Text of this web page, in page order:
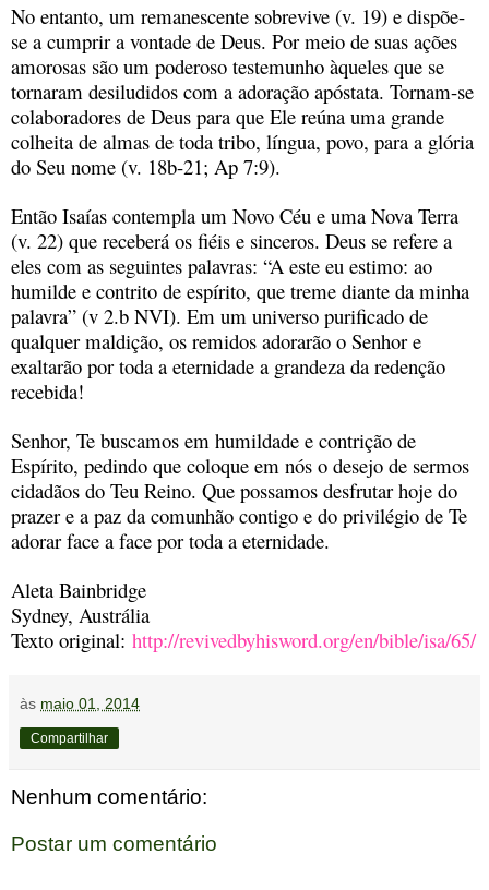
No entanto, um remanescente sobrevive (v. 19) e dispõe-
se a cumprir a vontade de Deus. Por meio de suas ações
amorosas são um poderoso testemunho àqueles que se
tornaram desiludidos com a adoração apóstata. Tornam-se
colaboradores de Deus para que Ele reúna uma grande
colheita de almas de toda tribo, língua, povo, para a glória
do Seu nome (v. 18b-21; Ap 7:9).
Então Isaías contempla um Novo Céu e uma Nova Terra
(v. 22) que receberá os fiéis e sinceros. Deus se refere a
eles com as seguintes palavras: “A este eu estimo: ao
humilde e contrito de espírito, que treme diante da minha
palavra” (v 2.b NVI). Em um universo purificado de
qualquer maldição, os remidos adorarão o Senhor e
exaltarão por toda a eternidade a grandeza da redenção
recebida!
Senhor, Te buscamos em humildade e contrição de
Espírito, pedindo que coloque em nós o desejo de sermos
cidadãos do Teu Reino. Que possamos desfrutar hoje do
prazer e a paz da comunhão contigo e do privilégio de Te
adorar face a face por toda a eternidade.
Aleta Bainbridge
Sydney, Austrália
Texto original: http://revivedbyhisword.org/en/bible/isa/65/
às maio 01, 2014
Compartilhar
Nenhum comentário:
Postar um comentário